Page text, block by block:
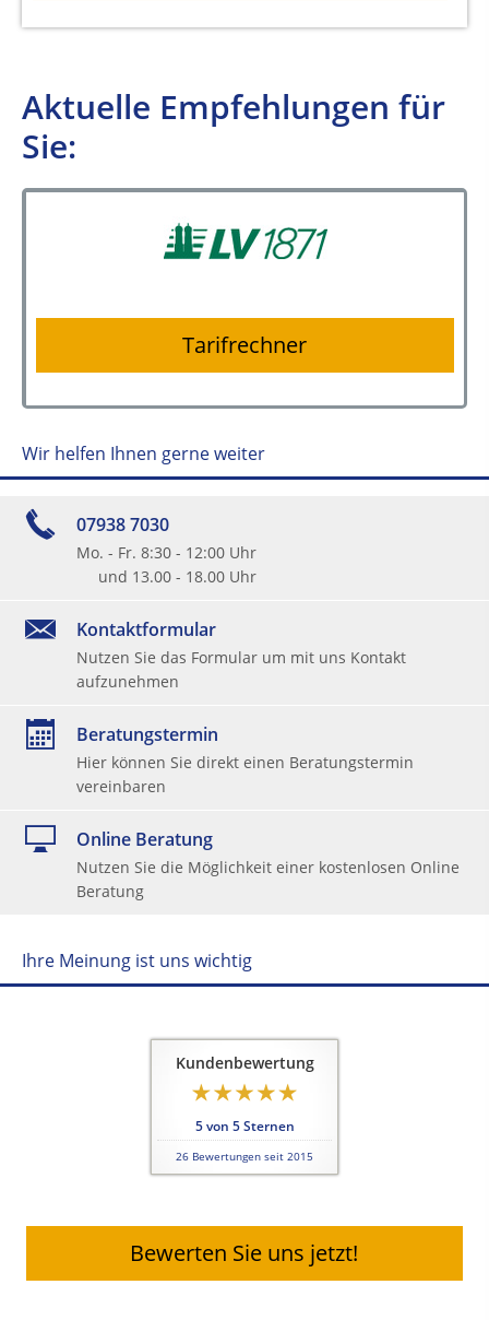
Aktuelle Empfehlungen für
Sie:
Tarifrechner
Wir helfen Ihnen gerne weiter
07938 7030
Mo. - Fr. 8:30 - 12:00 Uhr
und 13.00 - 18.00 Uhr
Kontaktformular
Nutzen Sie das Formular um mit uns Kontakt
aufzunehmen
Beratungstermin
Hier können Sie direkt einen Beratungstermin
vereinbaren
Online Beratung
Nutzen Sie die Möglichkeit einer kostenlosen Online
Beratung
Ihre Meinung ist uns wichtig
Kundenbewertung
5von 5Sternen
26 Bewertungen seit 2015
Bewerten Sie uns jetzt!